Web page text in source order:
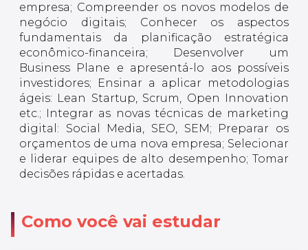
empresa; Compreender os novos modelos de
negócio digitais; Conhecer os aspectos
fundamentais da planificação estratégica
econômico-financeira; Desenvolver um
Business Plane e apresentá-lo aos possíveis
investidores; Ensinar a aplicar metodologias
ágeis: Lean Startup, Scrum, Open Innovation
etc.; Integrar as novas técnicas de marketing
digital: Social Media, SEO, SEM; Preparar os
orçamentos de uma nova empresa; Selecionar
e liderar equipes de alto desempenho; Tomar
decisões rápidas e acertadas.
Como você vai estudar